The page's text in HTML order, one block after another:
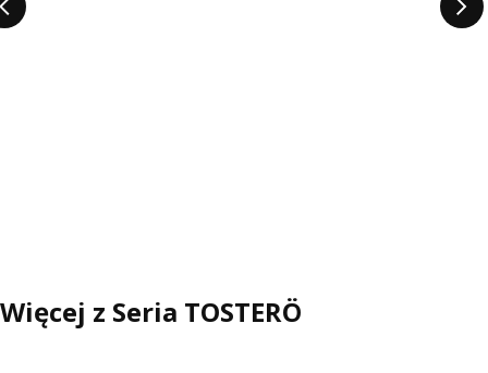
Więcej z Seria TOSTERÖ